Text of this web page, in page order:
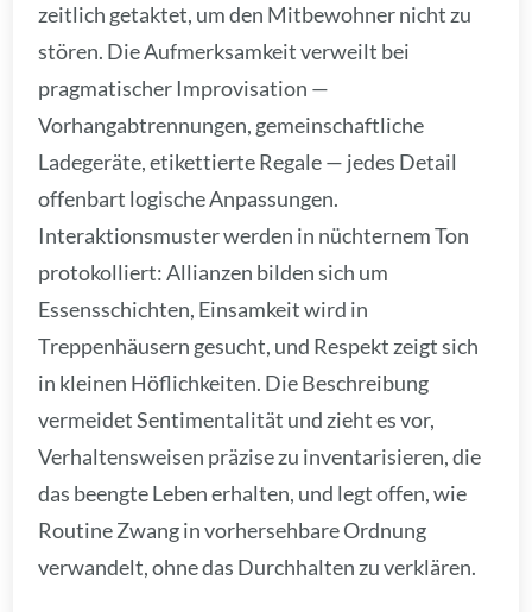
zeitlich getaktet, um den Mitbewohner nicht zu
stören. Die Aufmerksamkeit verweilt bei
pragmatischer Improvisation —
Vorhangabtrennungen, gemeinschaftliche
Ladegeräte, etikettierte Regale — jedes Detail
offenbart logische Anpassungen.
Interaktionsmuster werden in nüchternem Ton
protokolliert: Allianzen bilden sich um
Essensschichten, Einsamkeit wird in
Treppenhäusern gesucht, und Respekt zeigt sich
in kleinen Höflichkeiten. Die Beschreibung
vermeidet Sentimentalität und zieht es vor,
Verhaltensweisen präzise zu inventarisieren, die
das beengte Leben erhalten, und legt offen, wie
Routine Zwang in vorhersehbare Ordnung
verwandelt, ohne das Durchhalten zu verklären.